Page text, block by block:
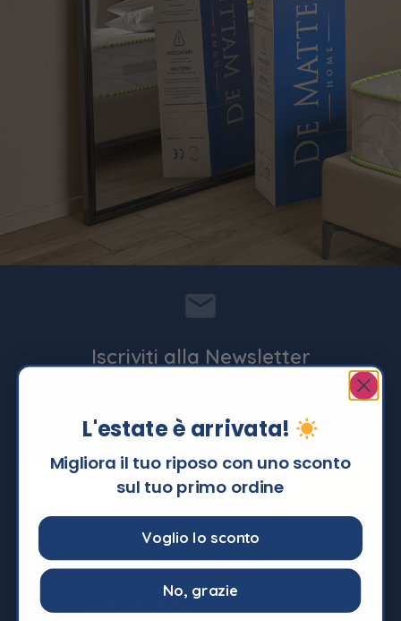
Iscriviti alla Newsletter
dedicati e promozioni imperdibili !
Informazioni
L'estate è arrivata!
Migliora il tuo riposo con uno sconto
sul tuo primo ordine
Voglio lo sconto
No, grazie